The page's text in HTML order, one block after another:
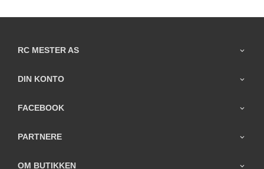
RC MESTER AS
DIN KONTO
FACEBOOK
PARTNERE
OM BUTIKKEN